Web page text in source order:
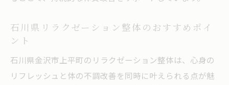
石川県リラクゼーション整体のおすすめポイ
ント
石川県金沢市上平町のリラクゼーション整体は、心身の
リフレッシュと体の不調改善を同時に叶えられる点が魅